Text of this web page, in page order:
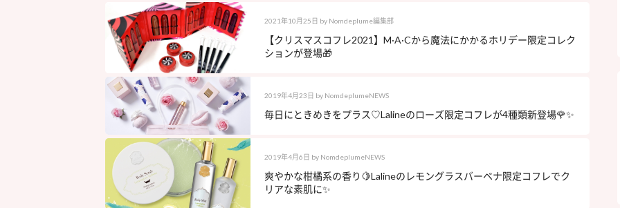
2021年10月25日 by Nomdeplume編集部
【クリスマスコフレ2021】M·A·Cから魔法にかかるホリデー限定コレク
ションが登場🎁
2019年4月23日 by NomdeplumeNEWS
毎日にときめきをプラス♡Lalineのローズ限定コフレが4種類新登場🌹✨
2019年4月6日 by NomdeplumeNEWS
爽やかな柑橘系の香り🍋Lalineのレモングラスバーベナ限定コフレでク
リアな素肌に✨